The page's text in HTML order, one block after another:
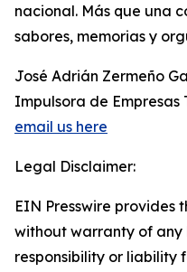
nacional. Más que una
sabores, memorias y
José Adrián Zermeño
Impulsora de Empresas
email us here
Legal Disclaimer:
EIN Presswire provides
without warranty of any
responsibility or liability